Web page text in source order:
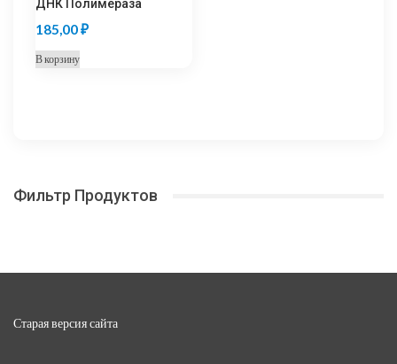
ДНК Полимераза
185,00₽
В корзину
Фильтр Продуктов
Старая версия сайта